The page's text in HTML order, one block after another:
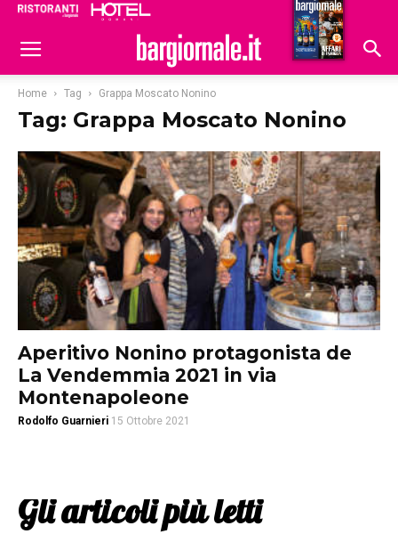
Hoteldomani
Home Tag Grappa Moscato Nonino
Tag: Grappa Moscato Nonino
Aperitivo Nonino protagonista de
La Vendemmia 2021 in via
Montenapoleone
Rodolfo Guarnieri 15 Ottobre 2021
Gli articoli più letti